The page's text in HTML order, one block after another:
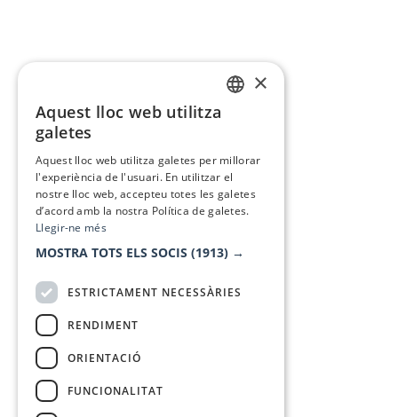
×
Aquest lloc web utilitza
galetes
Aquest lloc web utilitza galetes per millorar
l'experiència de l'usuari. En utilitzar el
nostre lloc web, accepteu totes les galetes
d’acord amb la nostra Política de galetes.
Llegir-ne més
MOSTRA TOTS ELS SOCIS (1913) →
ESTRICTAMENT NECESSÀRIES
RENDIMENT
ORIENTACIÓ
FUNCIONALITAT